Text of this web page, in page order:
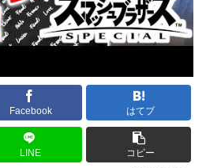
Facebook はてブ
LINE コピー